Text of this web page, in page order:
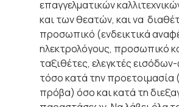
επαγγελματικών
και των θεατών, και να
προσωπικό (ενδεικτικά
ηλεκτρολόγους, προσωπικό
ταξιθέτες, ελεγκτές
τόσο κατά την προετοιμασία
πρόβα) όσο και κατά τη